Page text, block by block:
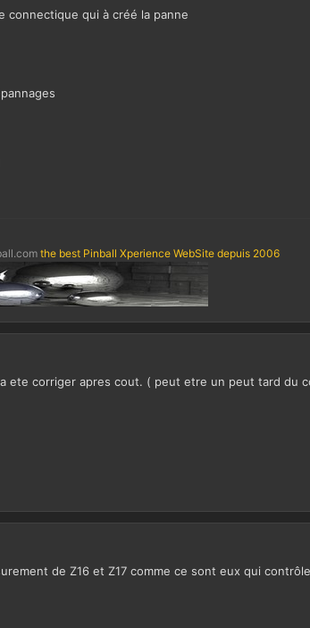
connectique qui à créé la panne
the best Pinball Xperience WebSite depuis 2006
ete corriger apres cout. ( peut etre un peut tard du
de Z16 et Z17 comme ce sont eux qui